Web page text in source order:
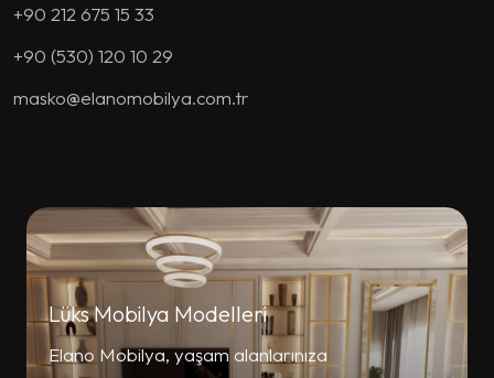
+90 212 675 15 33
+90 (530) 120 10 29
masko@elanomobilya.com.tr
Lüks Mobilya Modelleri
Elano Mobilya, yaşam alanlarınıza